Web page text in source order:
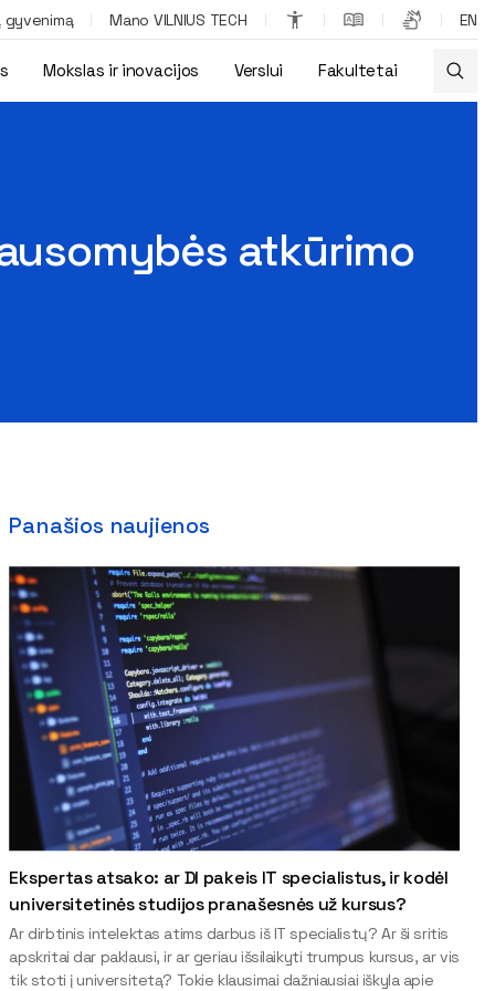
gyvenimą Mano VILNIUS TECH EN
Mokslas ir inovacijos Verslui Fakultetai
atkūrimo
Panašios naujienos
Ekspertas atsako: ar DI pakeis IT specialistus, ir kodėl
universitetinės studijos pranašesnės už kursus?
Ar dirbtinis intelektas atims darbus iš IT specialistų? Ar ši sritis
apskritai dar paklausi, ir ar geriau išsilaikyti trumpus kursus, ar vis
tik stoti į universitetą? Tokie klausimai dažniausiai iškyla apie